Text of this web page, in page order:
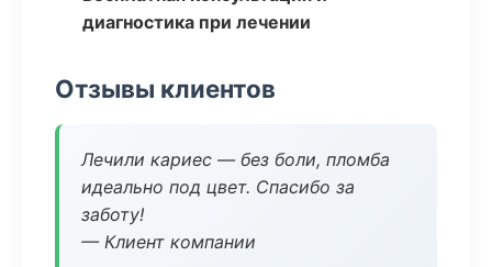
диагностика при лечении
Отзывы клиентов
Лечили кариес — без боли, пломба
идеально под цвет. Спасибо за
заботу!
— Клиент компании